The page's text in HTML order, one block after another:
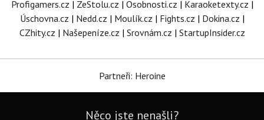
Profigamers.cz | ZeStolu.cz | Osobnosti.cz | Karaoketexty.cz |
Úschovna.cz | Nedd.cz | Moulík.cz | Fights.cz | Dokina.cz |
CZhity.cz | Našepeníze.cz | Srovnám.cz | StartupInsider.cz
Partneři: Heroine
Něco jste nenašli?